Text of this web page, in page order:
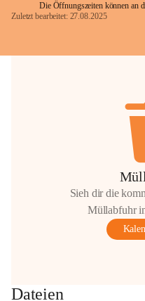
Glück Auf!
GmbH
anrainer-
Bei Fragen, Anliegen oder
Wartungsarbeiten
Die Öffnungszeiten können an
Zuletzt bearbeitet: 27.08.2025
Sieh dir die
Müllabfuhr
Dateien